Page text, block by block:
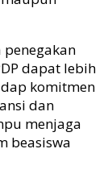
dapat lebih
komitmen
dan
menjaga
beasiswa